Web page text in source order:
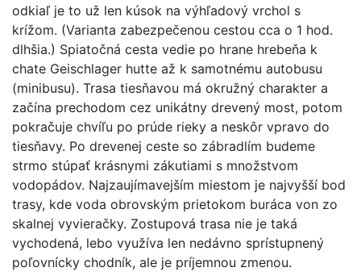
odkiaľ je to už len kúsok na výhľadový vrchol s
krížom. (Varianta zabezpečenou cestou cca o 1 hod.
dlhšia.) Spiatočná cesta vedie po hrane hrebeňa k
chate Geischlager hutte až k samotnému autobusu
(minibusu). Trasa tiesňavou má okružný charakter a
začína prechodom cez unikátny drevený most, potom
pokračuje chvíľu po prúde rieky a neskôr vpravo do
tiesňavy. Po drevenej ceste so zábradlím budeme
strmo stúpať krásnymi zákutiami s množstvom
vodopádov. Najzaujímavejším miestom je najvyšší bod
trasy, kde voda obrovským prietokom buráca von zo
skalnej vyvieračky. Zostupová trasa nie je taká
vychodená, lebo využíva len nedávno sprístupnený
poľovnícky chodník, ale je príjemnou zmenou.